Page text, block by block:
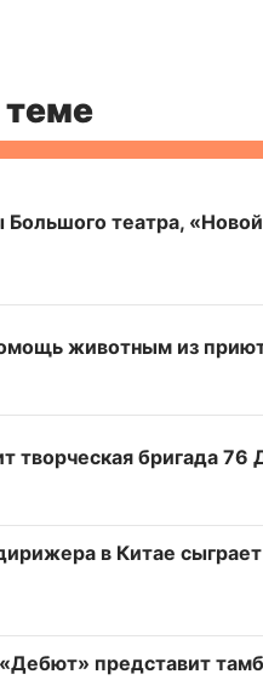
теме
Большого театра,
животным из
творческая бригада
в Китае
представит